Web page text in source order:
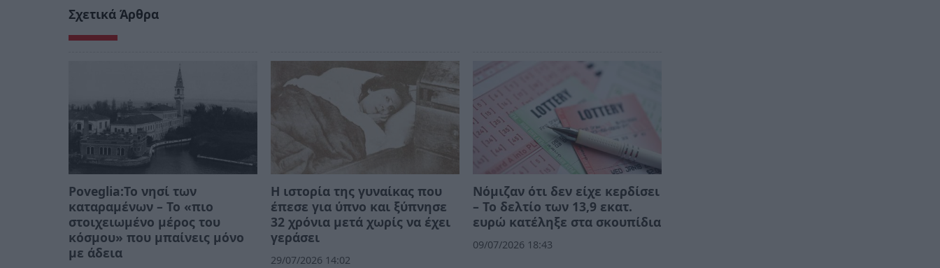
Σχετικά Άρθρα
Poveglia:Το νησί των
καταραμένων – Το «πιο
στοιχειωμένο μέρος του
κόσμου» που μπαίνεις μόνο
με άδεια
Η ιστορία της γυναίκας που
έπεσε για ύπνο και ξύπνησε
32 χρόνια μετά χωρίς να έχει
γεράσει
29/07/2026 14:02
Νόμιζαν ότι δεν είχε κερδίσει
– Το δελτίο των 13,9 εκατ.
ευρώ κατέληξε στα σκουπίδια
09/07/2026 18:43